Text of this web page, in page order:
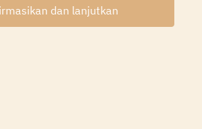
dan lanjutkan